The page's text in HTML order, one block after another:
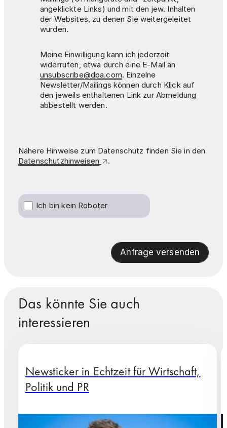
angeklickte Links) und mit den jew. Inhalten
der Websites, zu denen Sie weitergeleitet
wurden.
Meine Einwilligung kann ich jederzeit
widerrufen, etwa durch eine E-Mail an
unsubscribe@dpa.com. Einzelne
Newsletter/Mailings können durch Klick auf
den jeweils enthaltenen Link zur Abmeldung
abbestellt werden.
Nähere Hinweise zum Datenschutz finden Sie in den
Datenschutzhinweisen
.
Ich bin kein Roboter
Anfrage versenden
Das könnte Sie auch
interessieren
Newsticker in Echtzeit für Wirtschaft,
Politik und PR